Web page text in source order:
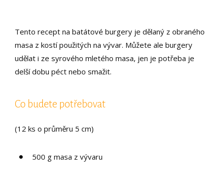
Tento recept na batátové burgery je dělaný z obraného
masa z kostí použitých na vývar. Můžete ale burgery
udělat i ze syrového mletého masa, jen je potřeba je
delší dobu péct nebo smažit.
Co budete potřebovat
(12 ks o průměru 5 cm)
500 g masa z vývaru